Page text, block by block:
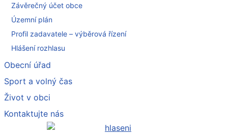
Závěrečný účet obce
Územní plán
Profil zadavatele – výběrová řízení
Hlášení rozhlasu
Obecní úřad
Sport a volný čas
Život v obci
Kontaktujte nás